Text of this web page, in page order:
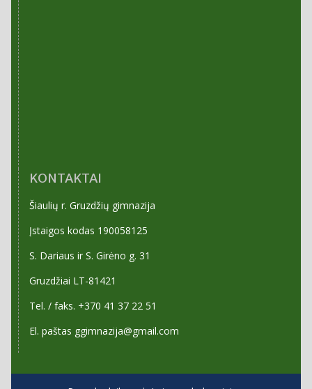
KONTAKTAI
Šiaulių r. Gruzdžių gimnazija
Įstaigos kodas 190058125
S. Dariaus ir S. Girėno g. 31
Gruzdžiai LT-81421
Tel. / faks. +370 41 37 22 51
El. paštas ggimnazija@gmail.com